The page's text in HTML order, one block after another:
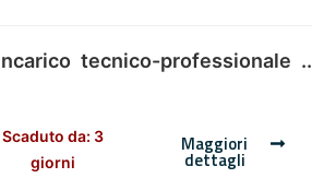
tecnico-professionale ..
Scaduto da: 3
giorni
Maggiori
dettagli